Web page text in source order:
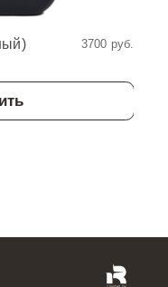
3700 руб.